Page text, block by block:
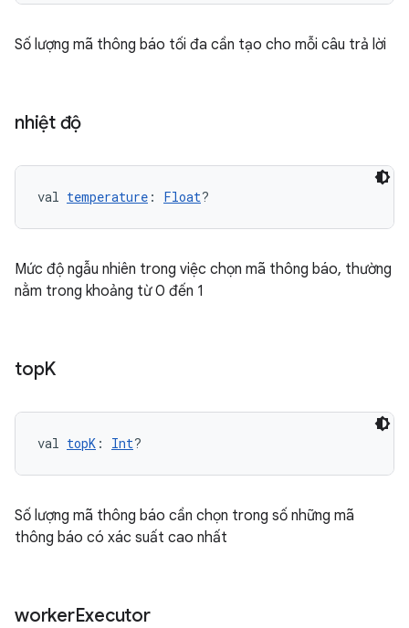
Số lượng mã thông báo tối đa cần tạo cho mỗi câu trả lời
nhiệt độ
val temperature : Float?
Mức độ ngẫu nhiên trong việc chọn mã thông báo, thường
nằm trong khoảng từ 0 đến 1
topK
val topK : Int?
Số lượng mã thông báo cần chọn trong số những mã
thông báo có xác suất cao nhất
workerExecutor